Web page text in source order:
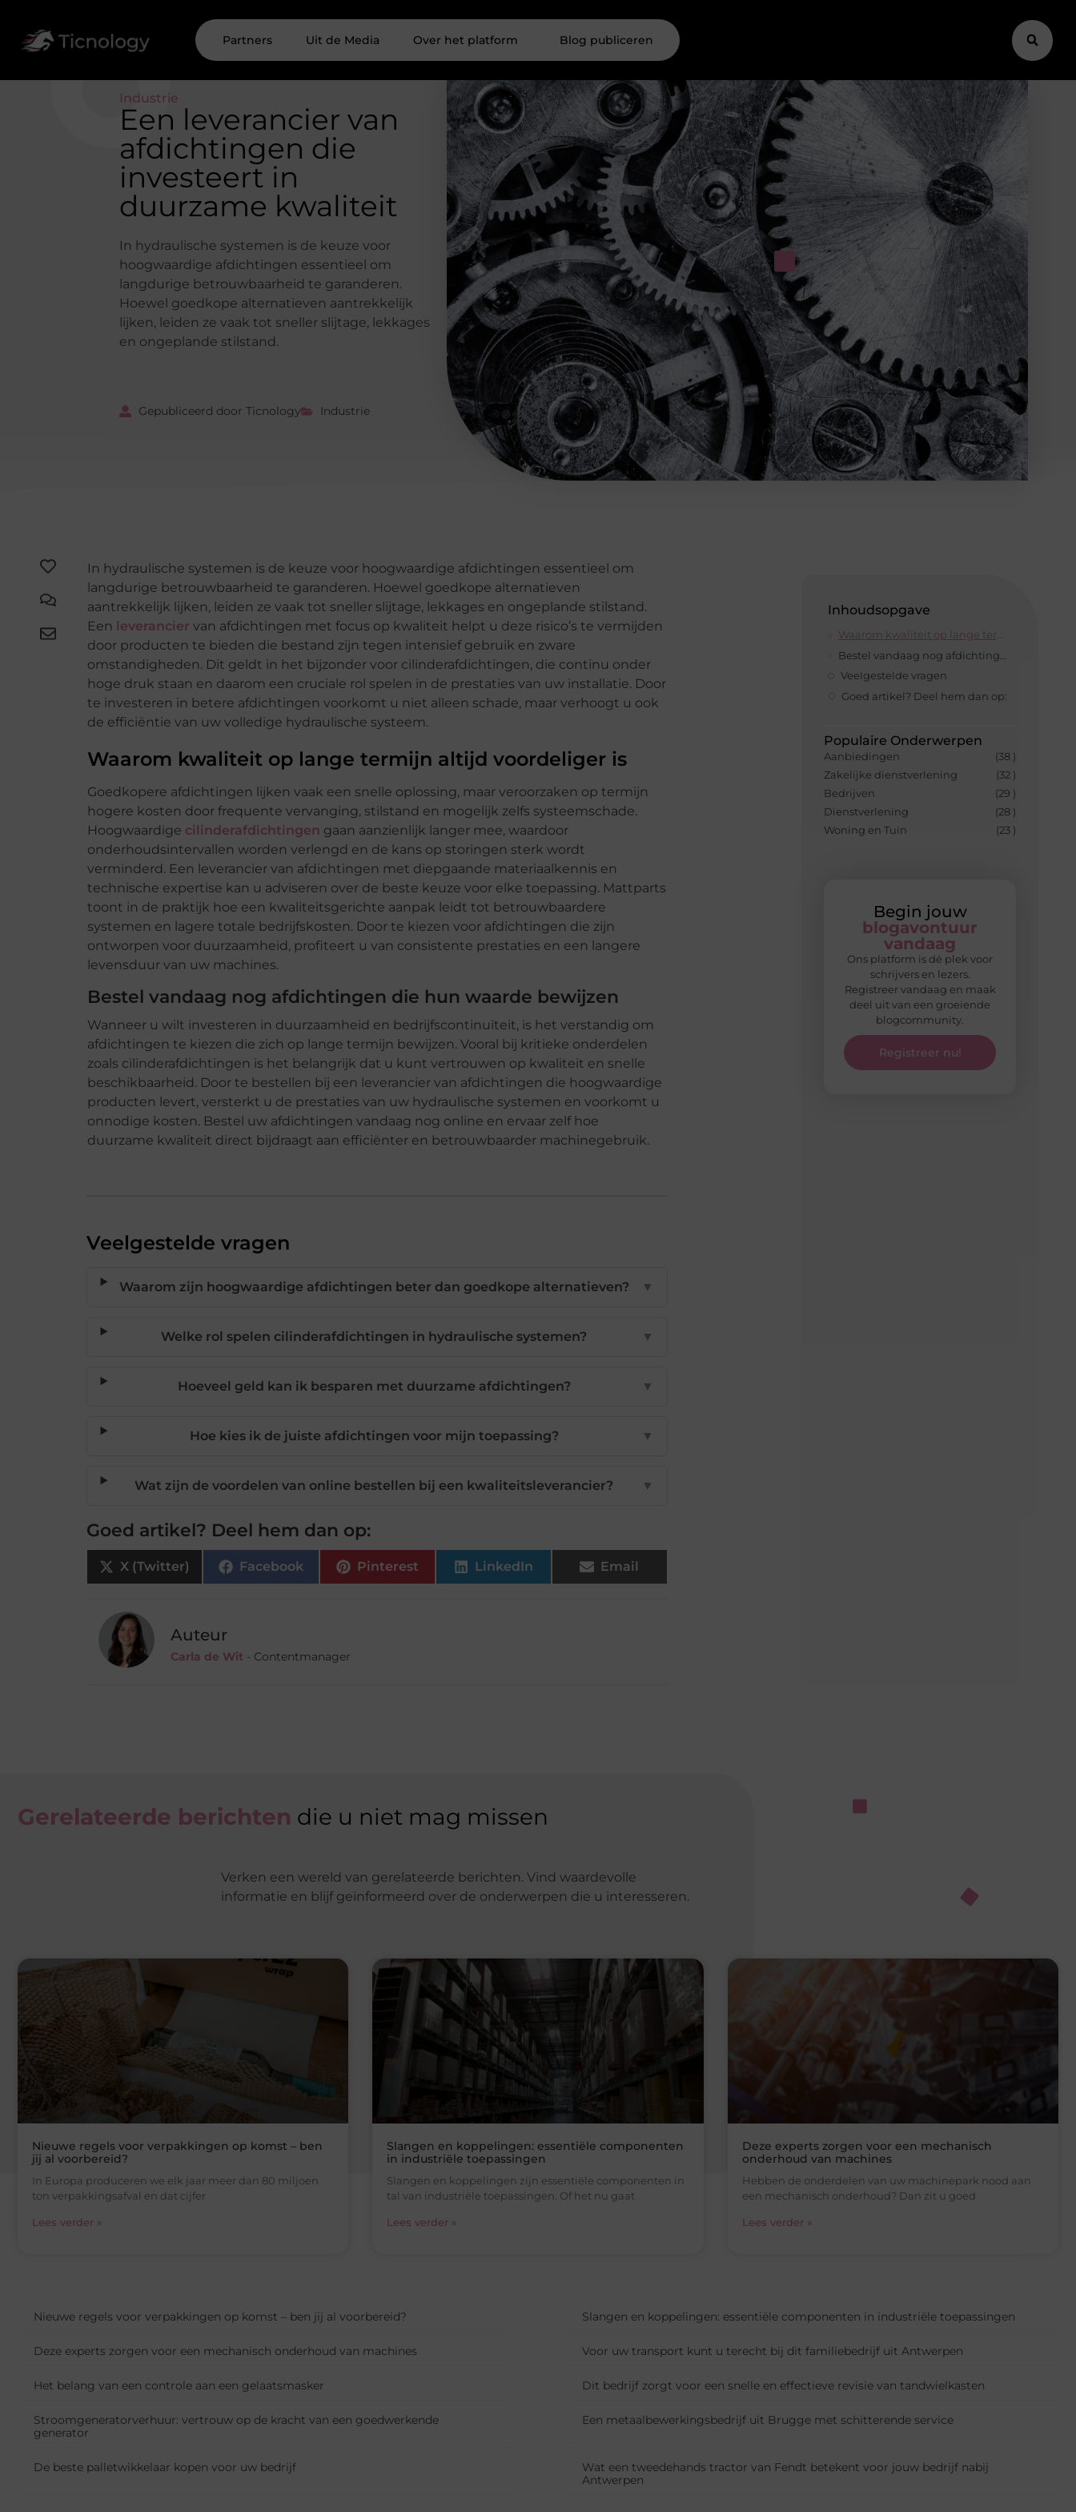
Partners Uit de Media Over het platform Blog publiceren
Industrie
Een leverancier van
afdichtingen die
investeert in
duurzame kwaliteit
In hydraulische systemen is de keuze voor
hoogwaardige afdichtingen essentieel om
langdurige betrouwbaarheid te garanderen.
Hoewel goedkope alternatieven aantrekkelijk
lijken, leiden ze vaak tot sneller slijtage, lekkages
en ongeplande stilstand.
Gepubliceerd door Ticnology Industrie
Inhoudsopgave
Waarom kwaliteit op lange termijn altijd voordeliger is
Veelgestelde vragen
Goed artikel? Deel hem dan op:
Populaire Onderwerpen
Aanbiedingen
(38 )
Zakelijke dienstverlening
(32 )
Bedrijven
(29 )
Dienstverlening
(28 )
Woning en Tuin
(23 )
Begin jouw
blogavontuur
vandaag
Ons platform is dé plek voor
schrijvers en lezers.
Registreer vandaag en maak
deel uit van een groeiende
blogcommunity.
Registreer nu!
In hydraulische systemen is de keuze voor hoogwaardige afdichtingen essentieel om
langdurige betrouwbaarheid te garanderen. Hoewel goedkope alternatieven
aantrekkelijk lijken, leiden ze vaak tot sneller slijtage, lekkages en ongeplande stilstand.
Een leverancier van afdichtingen met focus op kwaliteit helpt u deze risico’s te vermijden
door producten te bieden die bestand zijn tegen intensief gebruik en zware
omstandigheden. Dit geldt in het bijzonder voor cilinderafdichtingen, die continu onder
hoge druk staan en daarom een cruciale rol spelen in de prestaties van uw installatie. Door
te investeren in betere afdichtingen voorkomt u niet alleen schade, maar verhoogt u ook
de efficiëntie van uw volledige hydraulische systeem.
Waarom kwaliteit op lange termijn altijd voordeliger is
Goedkopere afdichtingen lijken vaak een snelle oplossing, maar veroorzaken op termijn
hogere kosten door frequente vervanging, stilstand en mogelijk zelfs systeemschade.
Hoogwaardige cilinderafdichtingen gaan aanzienlijk langer mee, waardoor
onderhoudsintervallen worden verlengd en de kans op storingen sterk wordt
verminderd. Een leverancier van afdichtingen met diepgaande materiaalkennis en
technische expertise kan u adviseren over de beste keuze voor elke toepassing. Mattparts
toont in de praktijk hoe een kwaliteitsgerichte aanpak leidt tot betrouwbaardere
systemen en lagere totale bedrijfskosten. Door te kiezen voor afdichtingen die zijn
ontworpen voor duurzaamheid, profiteert u van consistente prestaties en een langere
levensduur van uw machines.
Bestel vandaag nog afdichtingen die hun waarde bewijzen
Wanneer u wilt investeren in duurzaamheid en bedrijfscontinuïteit, is het verstandig om
afdichtingen te kiezen die zich op lange termijn bewijzen. Vooral bij kritieke onderdelen
zoals cilinderafdichtingen is het belangrijk dat u kunt vertrouwen op kwaliteit en snelle
beschikbaarheid. Door te bestellen bij een leverancier van afdichtingen die hoogwaardige
producten levert, versterkt u de prestaties van uw hydraulische systemen en voorkomt u
onnodige kosten. Bestel uw afdichtingen vandaag nog online en ervaar zelf hoe
duurzame kwaliteit direct bijdraagt aan efficiënter en betrouwbaarder machinegebruik.
Veelgestelde vragen
Waarom zijn hoogwaardige afdichtingen beter dan goedkope alternatieven? ▼
Welke rol spelen cilinderafdichtingen in hydraulische systemen? ▼
Hoeveel geld kan ik besparen met duurzame afdichtingen? ▼
Hoe kies ik de juiste afdichtingen voor mijn toepassing? ▼
Wat zijn de voordelen van online bestellen bij een kwaliteitsleverancier? ▼
Goed artikel? Deel hem dan op:
X (Twitter) Facebook Pinterest LinkedIn Email
Auteur
Carla de Wit - Contentmanager
Gerelateerde berichten die u niet mag missen
Verken een wereld van gerelateerde berichten. Vind waardevolle
informatie en blijf geïnformeerd over de onderwerpen die u interesseren.
Nieuwe regels voor verpakkingen op komst – ben
jij al voorbereid?
In Europa produceren we elk jaar meer dan 80 miljoen
ton verpakkingsafval en dat cijfer
Lees verder »
Slangen en koppelingen: essentiële componenten
in industriële toepassingen
Slangen en koppelingen zijn essentiële componenten in
tal van industriële toepassingen. Of het nu gaat
Lees verder »
Deze experts zorgen voor een mechanisch
onderhoud van machines
Hebben de onderdelen van uw machinepark nood aan
een mechanisch onderhoud? Dan zit u goed
Lees verder »
Nieuwe regels voor verpakkingen op komst – ben jij al voorbereid? Slangen en koppelingen: essentiële componenten in industriële toepassingen
Deze experts zorgen voor een mechanisch onderhoud van machines Voor uw transport kunt u terecht bij dit familiebedrijf uit Antwerpen
Het belang van een controle aan een gelaatsmasker Dit bedrijf zorgt voor een snelle en effectieve revisie van tandwielkasten
Stroomgeneratorverhuur: vertrouw op de kracht van een goedwerkende
generator
Een metaalbewerkingsbedrijf uit Brugge met schitterende service
De beste palletwikkelaar kopen voor uw bedrijf
Wat een tweedehands tractor van Fendt betekent voor jouw bedrijf nabij
Antwerpen